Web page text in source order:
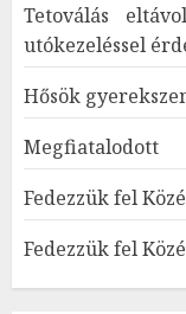
Tetoválás
utókezeléssel
Hősök
Megfiatalodott
Fedezzük fel
Fedezzük fel